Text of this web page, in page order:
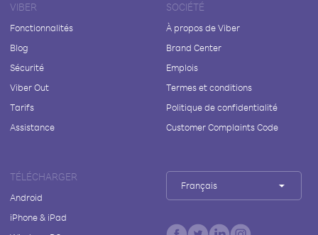
VIBER
Fonctionnalités
Blog
Sécurité
Viber Out
Tarifs
Assistance
SOCIÉTÉ
À propos de Viber
Brand Center
Emplois
Termes et conditions
Politique de confidentialité
Customer Complaints Code
TÉLÉCHARGER
Android
iPhone & iPad
Français